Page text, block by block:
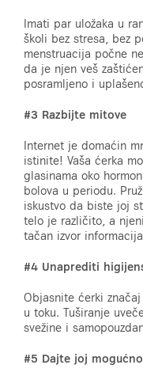
Imati par uložaka u
školi bez stresa, bez
menstruacija počne
da je njen veš
posramljeno i
#3 Razbijte mitove
Internet je domaćin
istinite! Vaša ćerka
glasinama oko
bolova u periodu.
iskustvo da biste joj
telo je različito, a
tačan izvor
#4 Unaprediti
Objasnite ćerki
u toku. Tuširanje
svežine i
#5 Dajte joj